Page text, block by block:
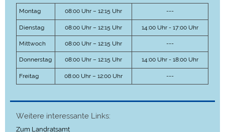
Montag 08:00 Uhr – 12:15 Uhr ---
Dienstag 08:00 Uhr – 12:15 Uhr 14:00 Uhr - 17:00 Uhr
Mittwoch 08:00 Uhr – 12:15 Uhr ---
Donnerstag 08:00 Uhr – 12:15 Uhr 14:00 Uhr - 18:00 Uhr
Freitag 08:00 Uhr – 12:00 Uhr ---
Weitere interessante Links:
Zum Landratsamt